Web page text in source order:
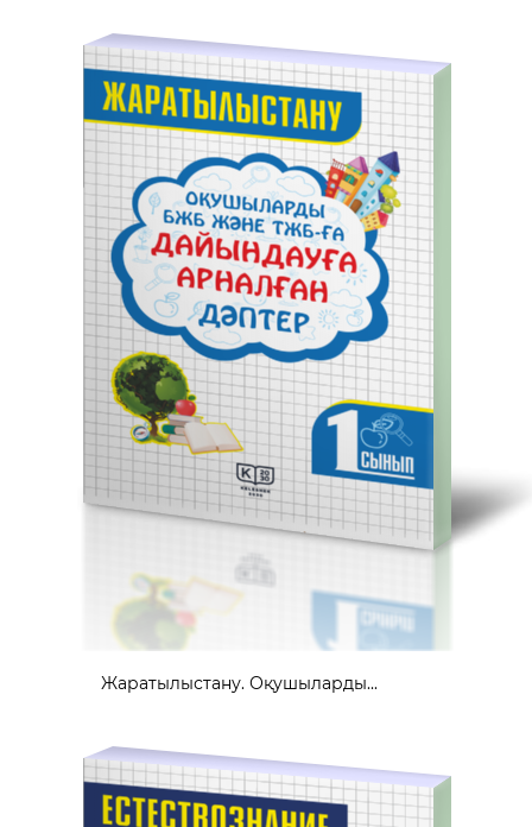
Жаратылыстану. Оқушыларды...